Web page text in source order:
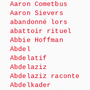
Aaron Cometbus
Aaron Sievers
abandonné lors
abattoir rituel
Abbie Hoffman
Abdel
Abdelatif
Abdelaziz
Abdelaziz raconte
Abdelkader